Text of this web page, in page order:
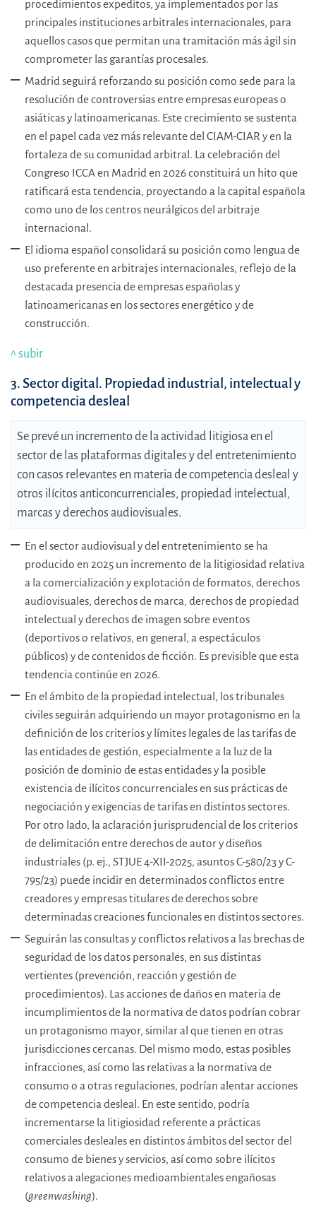
procedimientos expeditos, ya implementados por las
principales instituciones arbitrales internacionales, para
aquellos casos que permitan una tramitación más ágil sin
comprometer las garantías procesales.
Madrid seguirá reforzando su posición como sede para la
resolución de controversias entre empresas europeas o
asiáticas y latinoamericanas. Este crecimiento se sustenta
en el papel cada vez más relevante del CIAM-CIAR y en la
fortaleza de su comunidad arbitral. La celebración del
Congreso ICCA en Madrid en 2026 constituirá un hito que
ratificará esta tendencia, proyectando a la capital española
como uno de los centros neurálgicos del arbitraje
internacional.
El idioma español consolidará su posición como lengua de
uso preferente en arbitrajes internacionales, reflejo de la
destacada presencia de empresas españolas y
latinoamericanas en los sectores energético y de
construcción.
^ subir
3. Sector digital. Propiedad industrial, intelectual y
competencia desleal
Se prevé un incremento de la actividad litigiosa en el
sector de las plataformas digitales y del entretenimiento
con casos relevantes en materia de competencia desleal y
otros ilícitos anticoncurrenciales, propiedad intelectual,
marcas y derechos audiovisuales.
En el sector audiovisual y del entretenimiento se ha
producido en 2025 un incremento de la litigiosidad relativa
a la comercialización y explotación de formatos, derechos
audiovisuales, derechos de marca, derechos de propiedad
intelectual y derechos de imagen sobre eventos
(deportivos o relativos, en general, a espectáculos
públicos) y de contenidos de ficción. Es previsible que esta
tendencia continúe en 2026.
En el ámbito de la propiedad intelectual, los tribunales
civiles seguirán adquiriendo un mayor protagonismo en la
definición de los criterios y límites legales de las tarifas de
las entidades de gestión, especialmente a la luz de la
posición de dominio de estas entidades y la posible
existencia de ilícitos concurrenciales en sus prácticas de
negociación y exigencias de tarifas en distintos sectores.
Por otro lado, la aclaración jurisprudencial de los criterios
de delimitación entre derechos de autor y diseños
industriales (p. ej., STJUE 4-XII-2025, asuntos C-580/23 y C-
795/23) puede incidir en determinados conflictos entre
creadores y empresas titulares de derechos sobre
determinadas creaciones funcionales en distintos sectores.
Seguirán las consultas y conflictos relativos a las brechas de
seguridad de los datos personales, en sus distintas
vertientes (prevención, reacción y gestión de
procedimientos). Las acciones de daños en materia de
incumplimientos de la normativa de datos podrían cobrar
un protagonismo mayor, similar al que tienen en otras
jurisdicciones cercanas. Del mismo modo, estas posibles
infracciones, así como las relativas a la normativa de
consumo o a otras regulaciones, podrían alentar acciones
de competencia desleal. En este sentido, podría
incrementarse la litigiosidad referente a prácticas
comerciales desleales en distintos ámbitos del sector del
consumo de bienes y servicios, así como sobre ilícitos
relativos a alegaciones medioambientales engañosas
(greenwashing).